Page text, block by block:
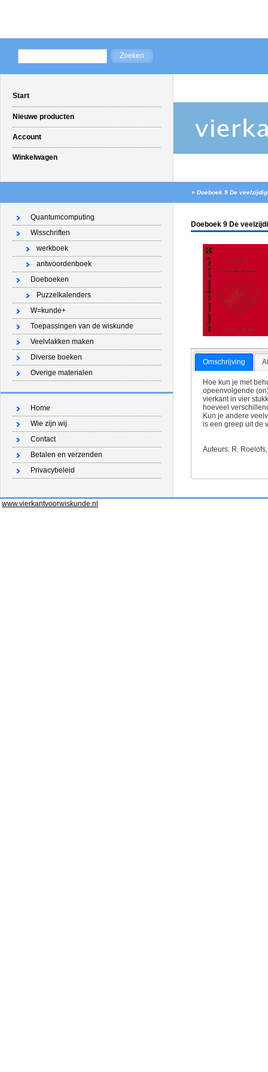
Start
Nieuwe producten
Account
Winkelwagen
» Doeboek 9 De
Quantumcomputing
Wisschriften
werkboek
antwoordenboek
Doeboeken
Puzzelkalenders
W=kunde+
Toepassingen van de wiskunde
Veelvlakken maken
Diverse boeken
Overige materialen
Home
Wie zijn wij
Contact
Betalen en verzenden
Privacybeleid
Doeboek 9 De
Omschrijving
Hoe kun je met
opeenvolgende
vierkant in vier
hoeveel
Kun je andere
is een greep uit de
Auteurs: R.
www.vierkantvoorwiskunde.nl